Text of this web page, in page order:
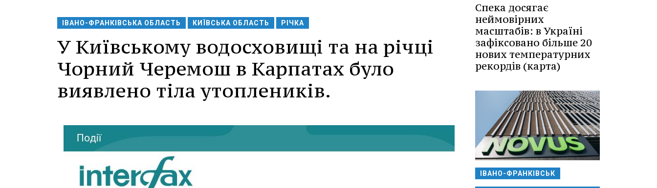
ІВАНО-ФРАНКІВСЬКА ОБЛАСТЬ КИЇВСЬКА ОБЛАСТЬ РІЧКА
У Київському водосховищі та на річці
Чорний Черемош в Карпатах було
виявлено тіла утоплеників.
Спека досягає
неймовірних
масштабів: в Україні
зафіксовано більше 20
нових температурних
рекордів (карта)
ІВАНО-ФРАНКІВСЬК